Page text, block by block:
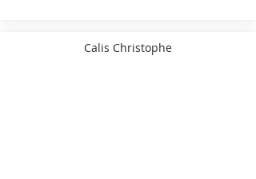
Calis Christophe